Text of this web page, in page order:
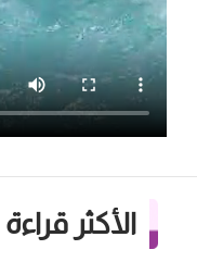
الأكثر قراءة